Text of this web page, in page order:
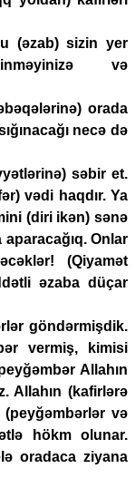
(əzab) sizin yer
və
orada
necə də
səbir et.
vədi haqdır. Ya
(diri ikən) sənə
aparacağıq. Onlar
(Qiyamət
əzaba düçar
göndərmişdik.
vermiş, kimisi
Allahın
Allahın (kafirlərə
və
hökm olunar.
oradaca ziyana